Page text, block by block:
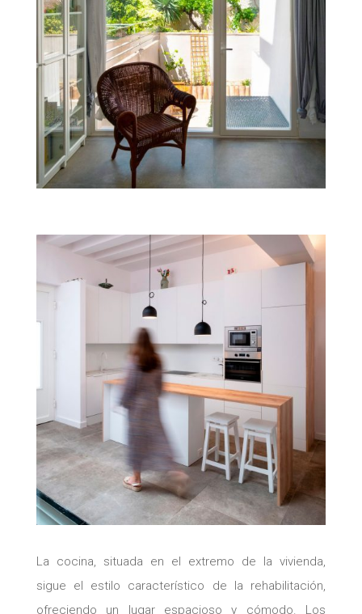
La cocina, situada en el extremo de la vivienda,
sigue el estilo característico de la rehabilitación,
ofreciendo un lugar espacioso y cómodo. Los